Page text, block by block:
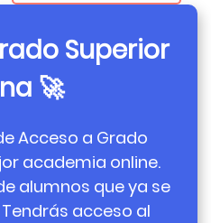
Superior
🚀
Acceso a Grado
academia online.
alumnos que ya se
acceso al